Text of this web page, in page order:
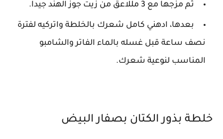
ثم مزجها مع 3 مللاعق من زيت جوز الهند جيدا.
بعدها، ادهني كامل شعرك بالخلطة واتركيه لفترة
نصف ساعة قبل غسله بالماء الفاتر والشامبو
المناسب لنوعية شعرك.
خلطة بذور الكتان بصفار البيض